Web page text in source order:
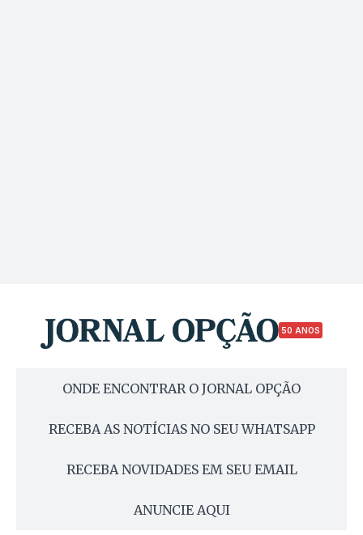
50 ANOS
ONDE ENCONTRAR O JORNAL OPÇÃO
RECEBA AS NOTÍCIAS NO SEU WHATSAPP
RECEBA NOVIDADES EM SEU EMAIL
ANUNCIE AQUI